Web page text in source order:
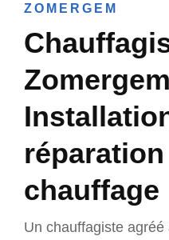
ZOMERGEM
réparation
chauffage
Un chauffagiste